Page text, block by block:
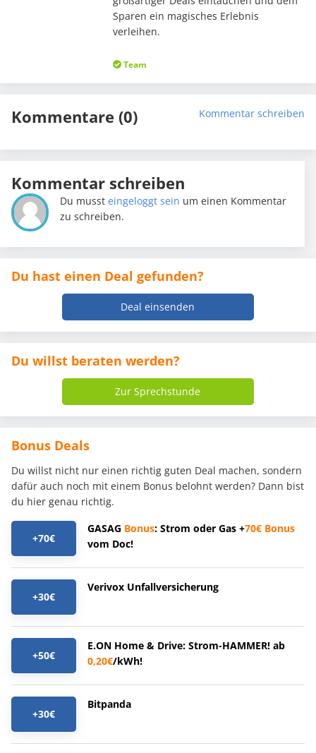
Sparen ein magisches Erlebnis
verleihen.
Team
Kommentare (0) Kommentar schreiben
Kommentar schreiben
Du mussteingeloggt sein um einen Kommentar
zu schreiben.
Du hast einen Deal gefunden?
Deal einsenden
Du willst beraten werden?
Zur Sprechstunde
Bonus Deals
Du willst nicht nur einen richtig guten Deal machen, sondern
dafür auch noch mit einem Bonus belohnt werden? Dann bist
du hier genau richtig.
+70€
GASAG Bonus: Strom oder Gas +70€ Bonus
vom Doc!
+30€
Verivox Unfallversicherung
+50€
E.ON Home & Drive: Strom-HAMMER! ab
0,20€/kWh!
+30€
Bitpanda